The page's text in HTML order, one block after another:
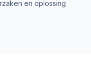
en oplossing